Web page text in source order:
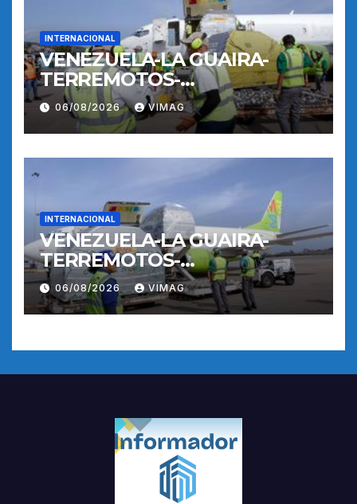
INTERNACIONAL
VENEZUELA-LA GUAIRA-
TERREMOTOS-
OPERACIONES AEREAS
06/08/2026 VIMAG
INTERNACIONAL
VENEZUELA-LA GUAIRA-
TERREMOTOS-
OPERACIONES AEREAS
06/08/2026 VIMAG